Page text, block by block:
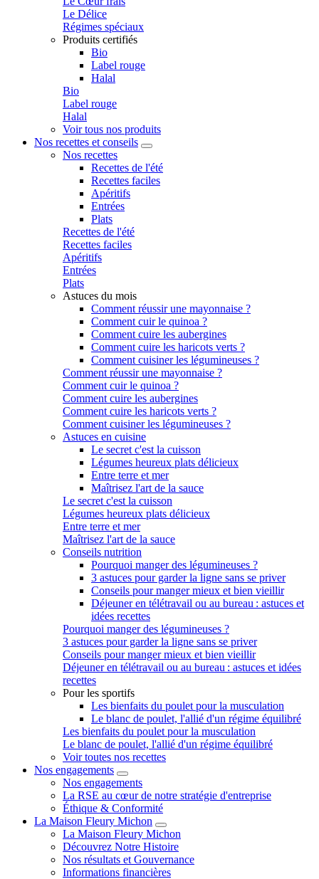
Le Délice
Régimes spéciaux
Produits certifiés
Bio
Label rouge
Halal
Bio
Label rouge
Halal
Voir tous nos produits
Nos recettes et conseils
Nos recettes
Recettes de l'été
Recettes faciles
Apéritifs
Entrées
Plats
Recettes de l'été
Recettes faciles
Apéritifs
Entrées
Plats
Astuces du mois
Comment réussir une mayonnaise ?
Comment cuir le quinoa ?
Comment cuire les aubergines
Comment cuire les haricots verts ?
Comment cuisiner les légumineuses ?
Comment réussir une mayonnaise ?
Comment cuir le quinoa ?
Comment cuire les aubergines
Comment cuire les haricots verts ?
Comment cuisiner les légumineuses ?
Astuces en cuisine
Le secret c'est la cuisson
Légumes heureux plats délicieux
Entre terre et mer
Maîtrisez l'art de la sauce
Le secret c'est la cuisson
Légumes heureux plats délicieux
Entre terre et mer
Maîtrisez l'art de la sauce
Conseils nutrition
Pourquoi manger des légumineuses ?
3 astuces pour garder la ligne sans se priver
Conseils pour manger mieux et bien vieillir
Déjeuner en télétravail ou au bureau : astuces et
idées recettes
Pourquoi manger des légumineuses ?
3 astuces pour garder la ligne sans se priver
Conseils pour manger mieux et bien vieillir
Déjeuner en télétravail ou au bureau : astuces et idées
recettes
Pour les sportifs
Les bienfaits du poulet pour la musculation
Le blanc de poulet, l'allié d'un régime équilibré
Les bienfaits du poulet pour la musculation
Le blanc de poulet, l'allié d'un régime équilibré
Voir toutes nos recettes
Nos engagements
Nos engagements
La RSE au cœur de notre stratégie d'entreprise
Éthique & Conformité
La Maison Fleury Michon
La Maison Fleury Michon
Découvrez Notre Histoire
Nos résultats et Gouvernance
Informations financières